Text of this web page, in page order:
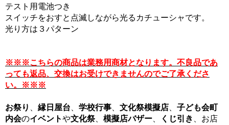
テスト用電池つき
スイッチをおすと点滅しながら光るカチューシャです。
光り方は３パターン
※※※こちらの商品は業務用商材となります。不良品であ
っても返品、交換はお受けできませんのでご了承くださ
い。※※※
お祭り 縁日屋台 学校行事 文化祭模擬店 子ども会町
内会のイベントや文化祭、 模擬店バザー くじ引き
、お店